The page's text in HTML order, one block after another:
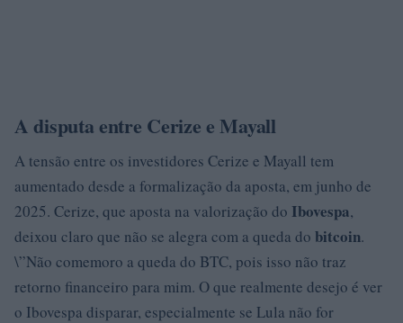
A disputa entre Cerize e Mayall
A tensão entre os investidores Cerize e Mayall tem
aumentado desde a formalização da aposta, em junho de
2025. Cerize, que aposta na valorização do Ibovespa,
deixou claro que não se alegra com a queda do bitcoin.
\”Não comemoro a queda do BTC, pois isso não traz
retorno financeiro para mim. O que realmente desejo é ver
o Ibovespa disparar, especialmente se Lula não for